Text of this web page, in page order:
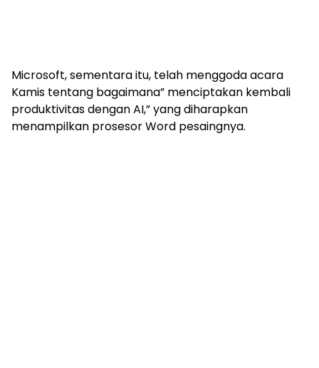
Microsoft, sementara itu, telah menggoda acara
Kamis tentang bagaimana” menciptakan kembali
produktivitas dengan AI,” yang diharapkan
menampilkan prosesor Word pesaingnya.